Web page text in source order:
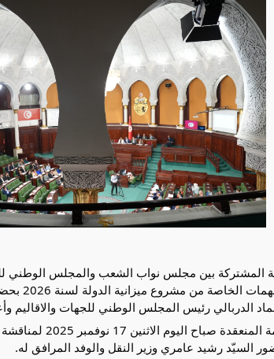
المشتركة بين مجلس نواب الشعب والمجلس الوطني
بمناقشة
الدربالي رئيس المجلس الوطني للجهات والاقاليم
وخُصّصت الجلسة